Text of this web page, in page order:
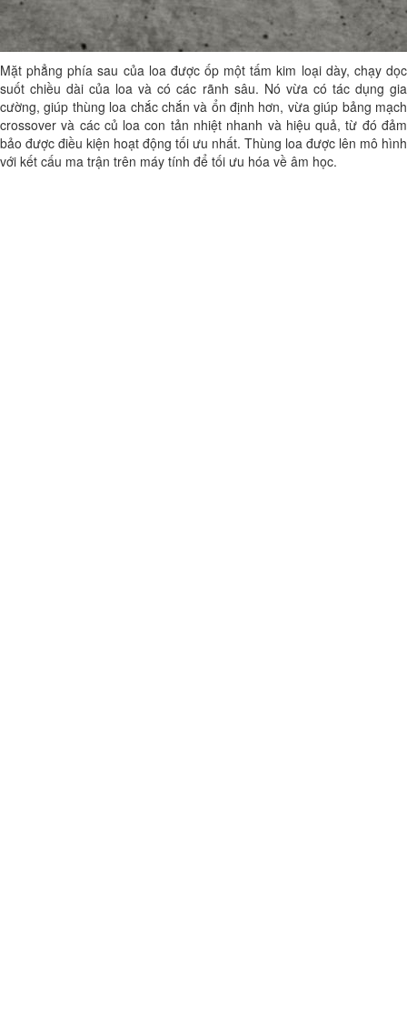
Mặt phẳng phía sau của loa được ốp một tấm kim loại dày, chạy dọc
suốt chiều dài của loa và có các rãnh sâu. Nó vừa có tác dụng gia
cường, giúp thùng loa chắc chắn và ổn định hơn, vừa giúp bảng mạch
crossover và các củ loa con tản nhiệt nhanh và hiệu quả, từ đó đảm
bảo được điều kiện hoạt động tối ưu nhất. Thùng loa được lên mô hình
với kết cấu ma trận trên máy tính để tối ưu hóa về âm học.